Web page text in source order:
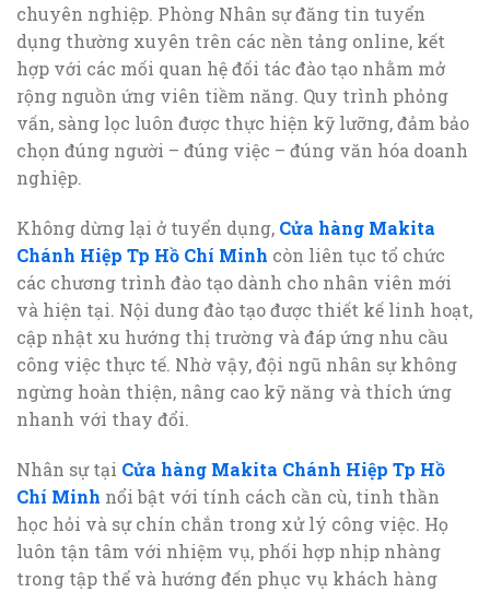
chuyên nghiệp. Phòng Nhân sự đăng tin tuyển
dụng thường xuyên trên các nền tảng online, kết
hợp với các mối quan hệ đối tác đào tạo nhằm mở
rộng nguồn ứng viên tiềm năng. Quy trình phỏng
vấn, sàng lọc luôn được thực hiện kỹ lưỡng, đảm bảo
chọn đúng người – đúng việc – đúng văn hóa doanh
nghiệp.
Không dừng lại ở tuyển dụng, Cửa hàng Makita
Chánh Hiệp Tp Hồ Chí Minh còn liên tục tổ chức
các chương trình đào tạo dành cho nhân viên mới
và hiện tại. Nội dung đào tạo được thiết kế linh hoạt,
cập nhật xu hướng thị trường và đáp ứng nhu cầu
công việc thực tế. Nhờ vậy, đội ngũ nhân sự không
ngừng hoàn thiện, nâng cao kỹ năng và thích ứng
nhanh với thay đổi.
Nhân sự tại Cửa hàng Makita Chánh Hiệp Tp Hồ
Chí Minh nổi bật với tính cách cần cù, tinh thần
học hỏi và sự chín chắn trong xử lý công việc. Họ
luôn tận tâm với nhiệm vụ, phối hợp nhịp nhàng
trong tập thể và hướng đến phục vụ khách hàng